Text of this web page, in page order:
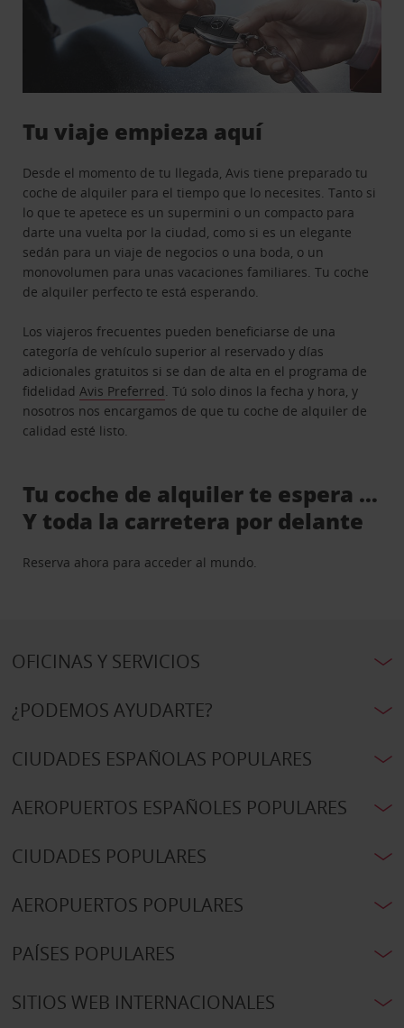
Tu viaje empieza aquí
Desde el momento de tu llegada, Avis tiene preparado tu
coche de alquiler para el tiempo que lo necesites. Tanto si
lo que te apetece es un supermini o un compacto para
darte una vuelta por la ciudad, como si es un elegante
sedán para un viaje de negocios o una boda, o un
monovolumen para unas vacaciones familiares. Tu coche
de alquiler perfecto te está esperando.
Los viajeros frecuentes pueden beneficiarse de una
categoría de vehículo superior al reservado y días
adicionales gratuitos si se dan de alta en el programa de
fidelidadAvis Preferred. Tú solo dinos la fecha y hora, y
nosotros nos encargamos de que tu coche de alquiler de
calidad esté listo.
Tu coche de alquiler te espera …
Y toda la carretera por delante
Reserva ahora para acceder al mundo.
OFICINAS Y SERVICIOS
¿PODEMOS AYUDARTE?
CIUDADES ESPAÑOLAS POPULARES
AEROPUERTOS ESPAÑOLES POPULARES
CIUDADES POPULARES
AEROPUERTOS POPULARES
PAÍSES POPULARES
SITIOS WEB INTERNACIONALES